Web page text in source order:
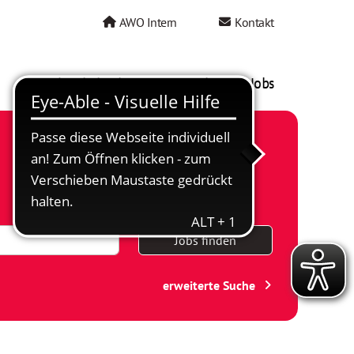
AWO Intern Kontakt
AWO als Arbeitgeber Mein AWO Jobs
Jobs finden
erweiterte Suche